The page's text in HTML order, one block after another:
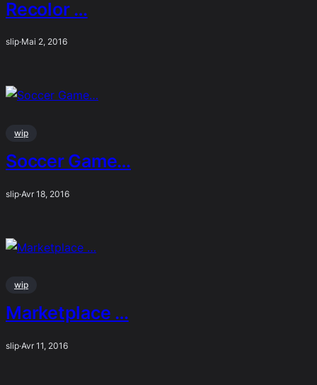
Recolor …
slip·Mai 2, 2016
wip
Soccer Game…
slip·Avr 18, 2016
wip
Marketplace …
slip·Avr 11, 2016